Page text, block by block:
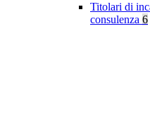
Titolari di
consulenza 6